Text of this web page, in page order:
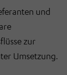
und
zur
Umsetzung.